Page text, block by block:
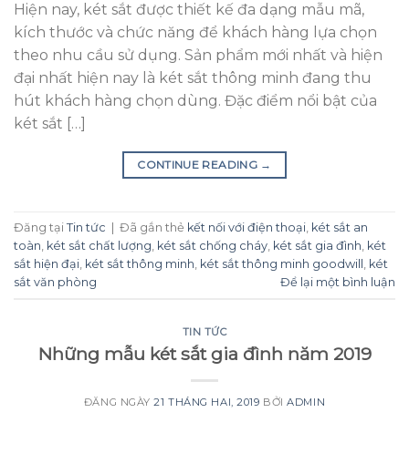
Hiện nay, két sắt được thiết kế đa dạng mẫu mã,
kích thước và chức năng để khách hàng lựa chọn
theo nhu cầu sử dụng. Sản phẩm mới nhất và hiện
đại nhất hiện nay là két sắt thông minh đang thu
hút khách hàng chọn dùng. Đặc điểm nổi bật của
két sắt […]
CONTINUE READING →
Đăng tại Tin tức | Đã gắn thẻ kết nối với điện thoại két sắt an
toàn két sắt chất lượng két sắt chống cháy két sắt gia đình két
sắt hiện đại két sắt thông minh két sắt thông minh goodwill két
sắt văn phòng
Để lại một bình luận
TIN TỨC
Những mẫu két sắt gia đình năm 2019
ĐĂNG NGÀY21 THÁNG HAI, 2019 BỞIADMIN